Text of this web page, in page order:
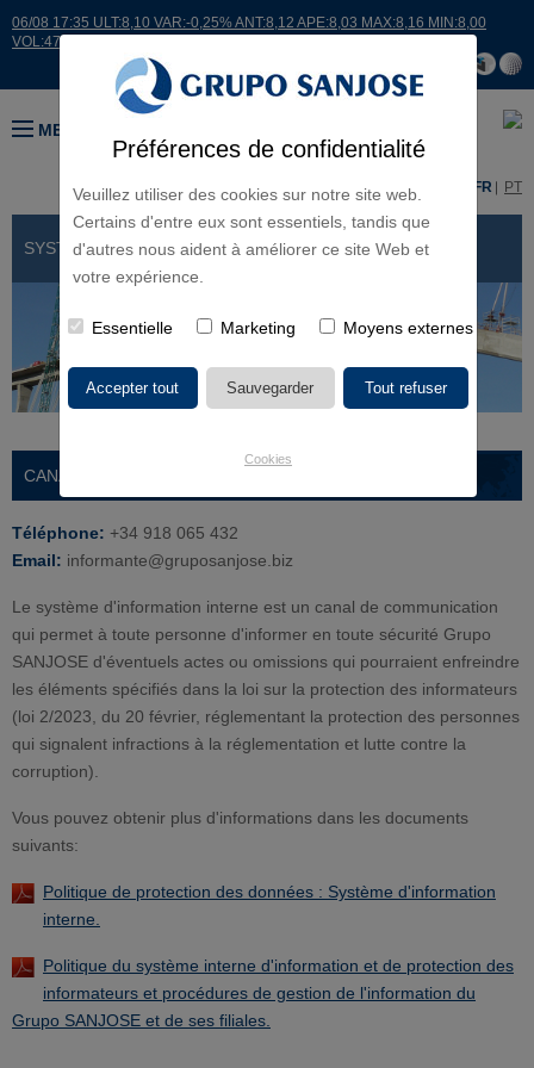
Préférences de confidentialité
Veuillez utiliser des cookies sur notre site web.
Certains d'entre eux sont essentiels, tandis que
d'autres nous aident à améliorer ce site Web et
votre expérience.
Essentielle Marketing Moyens externes
Cookies
06/08 17:35 ULT:8,10 VAR:-0,25% ANT:8,12 APE:8,03 MAX:8,16 MIN:8,00
VOL:47811
MENU
ES FR PT
SYSTÈME D'INFORMATION INTERNE
CANAUX D'INFORMATION INTERNES
Téléphone: +34 918 065 432
Email: informante@gruposanjose.biz
Le système d'information interne est un canal de communication
qui permet à toute personne d'informer en toute sécurité Grupo
SANJOSE d'éventuels actes ou omissions qui pourraient enfreindre
les éléments spécifiés dans la loi sur la protection des informateurs
(loi 2/2023, du 20 février, réglementant la protection des personnes
qui signalent infractions à la réglementation et lutte contre la
corruption).
Vous pouvez obtenir plus d'informations dans les documents
suivants:
Politique de protection des données : Système d'information
interne.
Politique du système interne d'information et de protection des
informateurs et procédures de gestion de l'information du
Grupo SANJOSE et de ses filiales.